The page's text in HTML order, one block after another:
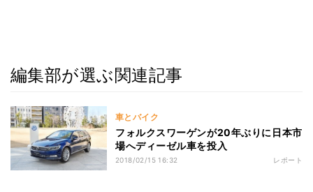
編集部が選ぶ関連記事
車とバイク
フォルクスワーゲンが20年ぶりに日本市
場へディーゼル車を投入
2018/02/15 16:32 レポート